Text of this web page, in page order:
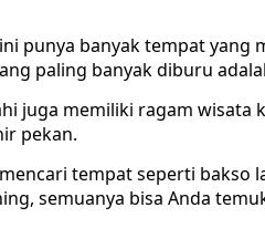
punya banyak tempat yang
paling banyak diburu
juga memiliki ragam wisata
pekan.
tempat seperti bakso
semuanya bisa Anda